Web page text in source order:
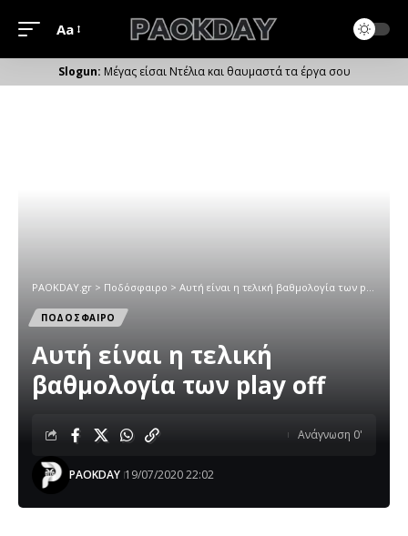
Μέγεθος
Γραμματοσειράς
Aa
Μέγας είσαι Ντέλια και θαυμαστά τα έργα σου
PAOKDAY.gr > Ποδόσφαιρο > Αυτή είναι η τελική βαθμολογία των play off
ΠΟΔΟΣΦΑΙΡΟ
Αυτή είναι η τελική
βαθμολογία των play off
PAOKDAY 19/07/2020 22:02
Ανάγνωση 0'